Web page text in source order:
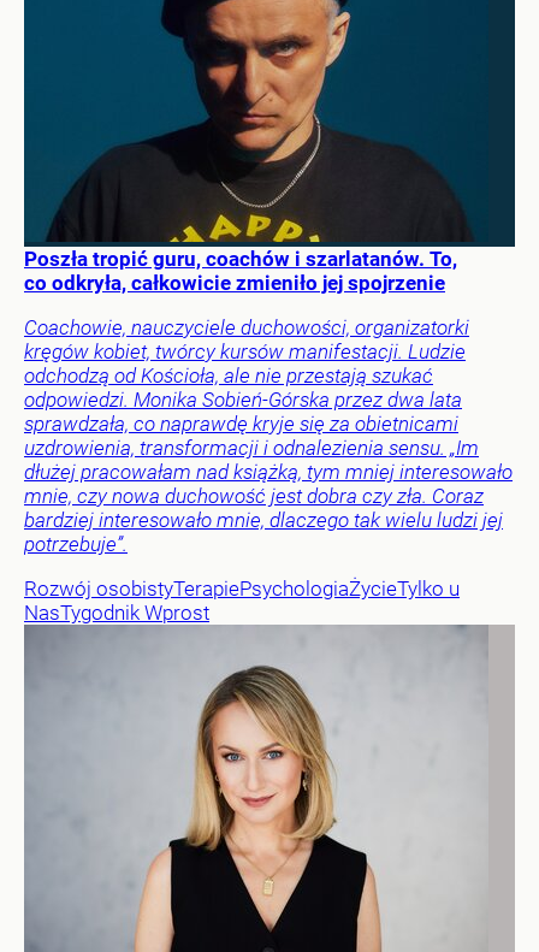
Poszła tropić guru, coachów i szarlatanów. To,
co odkryła, całkowicie zmieniło jej spojrzenie
Coachowie, nauczyciele duchowości, organizatorki
kręgów kobiet, twórcy kursów manifestacji. Ludzie
odchodzą od Kościoła, ale nie przestają szukać
odpowiedzi. Monika Sobień-Górska przez dwa lata
sprawdzała, co naprawdę kryje się za obietnicami
uzdrowienia, transformacji i odnalezienia sensu. „Im
dłużej pracowałam nad książką, tym mniej interesowało
mnie, czy nowa duchowość jest dobra czy zła. Coraz
bardziej interesowało mnie, dlaczego tak wielu ludzi jej
potrzebuje”.
Rozwój osobistyTerapiePsychologiaŻycieTylko u
NasTygodnik Wprost